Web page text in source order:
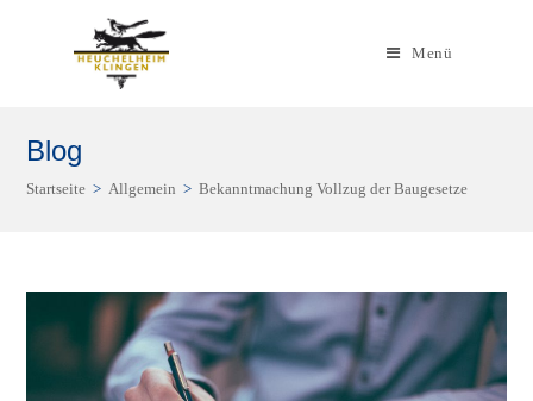
Menü
Blog
Startseite > Allgemein > Bekanntmachung Vollzug der Baugesetze